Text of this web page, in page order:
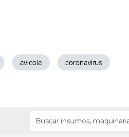
avicola coronavirus